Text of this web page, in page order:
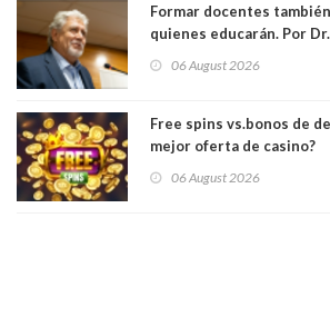
Formar docentes
quienes educarán. Por
Académicos U. Católica
06 August 2026
Free spins vs.bonos de
mejor oferta de casino?
06 August 2026